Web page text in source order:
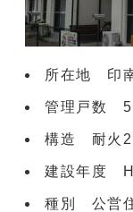
所在地 印
管理戸数 5
構造 耐火
建設年度
種別 公営